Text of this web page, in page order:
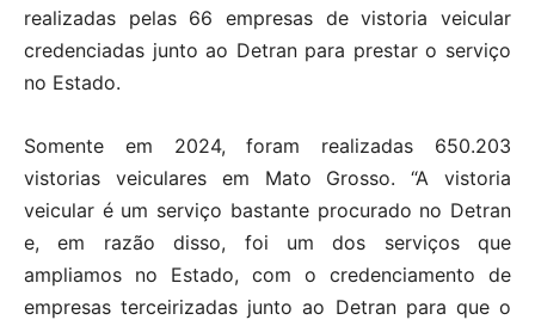
realizadas pelas 66 empresas de vistoria veicular
credenciadas junto ao Detran para prestar o serviço
no Estado.
Somente em 2024, foram realizadas 650.203
vistorias veiculares em Mato Grosso. “A vistoria
veicular é um serviço bastante procurado no Detran
e, em razão disso, foi um dos serviços que
ampliamos no Estado, com o credenciamento de
empresas terceirizadas junto ao Detran para que o